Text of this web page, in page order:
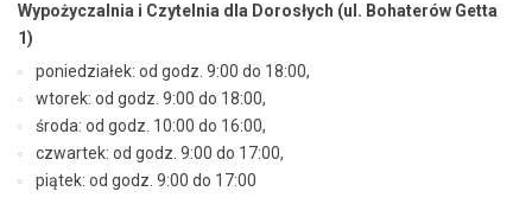
Wypożyczalnia i Czytelnia dla Dorosłych (ul. Bohaterów Getta
1)
poniedziałek: od godz. 9:00 do 18:00,
wtorek: od godz. 9:00 do 18:00,
środa: od godz. 10:00 do 16:00,
czwartek: od godz. 9:00 do 17:00,
piątek: od godz. 9:00 do 17:00